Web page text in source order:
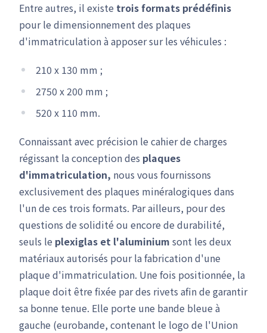
Entre autres, il existe trois formats prédéfinis
pour le dimensionnement des plaques
d'immatriculation à apposer sur les véhicules :
210 x 130 mm ;
2750 x 200 mm ;
520 x 110 mm.
Connaissant avec précision le cahier de charges
régissant la conception des plaques
d'immatriculation, nous vous fournissons
exclusivement des plaques minéralogiques dans
l'un de ces trois formats. Par ailleurs, pour des
questions de solidité ou encore de durabilité,
seuls le plexiglas et l'aluminium sont les deux
matériaux autorisés pour la fabrication d'une
plaque d'immatriculation. Une fois positionnée, la
plaque doit être fixée par des rivets afin de garantir
sa bonne tenue. Elle porte une bande bleue à
gauche (eurobande, contenant le logo de l'Union